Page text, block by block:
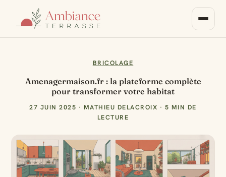
BRICOLAGE
Amenagermaison.fr : la plateforme complète
pour transformer votre habitat
27 JUIN 2025 · MATHIEU DELACROIX · 5 MIN DE
LECTURE